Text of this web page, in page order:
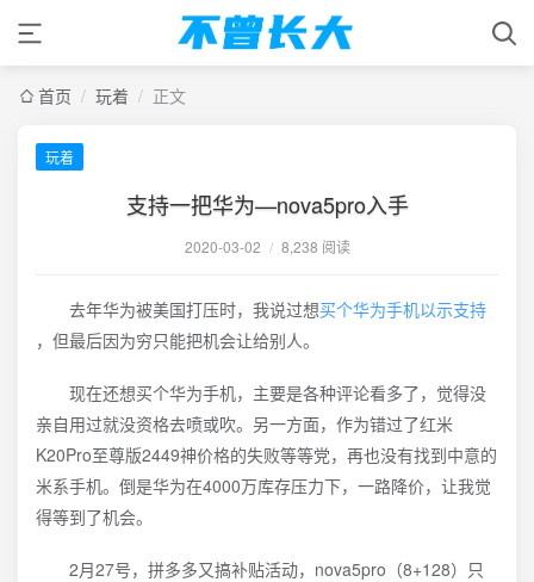
首页 / 玩着 / 正文
玩着
支持一把华为—nova5pro入手
2020-03-02 / 8,238 阅读
去年华为被美国打压时，我说过想买个华为手机以示支持
，但最后因为穷只能把机会让给别人。
现在还想买个华为手机，主要是各种评论看多了，觉得没
亲自用过就没资格去喷或吹。另一方面，作为错过了红米
K20Pro至尊版2449神价格的失败等等党，再也没有找到中意的
米系手机。倒是华为在4000万库存压力下，一路降价，让我觉
得等到了机会。
2月27号，拼多多又搞补贴活动，nova5pro（8+128）只